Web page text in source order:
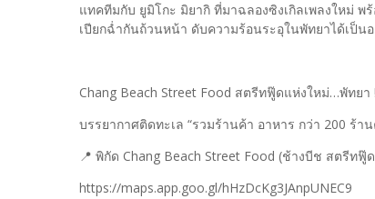
แทคทีมกับ ยูมิโกะ มิยากิ ที่มาฉลองซิงเกิลเพลงใหม่
เปียกฉ่ำกันถ้วนหน้า ดับความร้อนระอุในพัทยาได้เป็น
Chang Beach Street Food สตรีทฟู๊ดแห่งใหม่…พัทยา
บรรยากาศติดทะเล “รวมร้านค้า อาหาร กว่า 200 ร้าน
📍 พิกัด Chang Beach Street Food (ช้างบีช สตรีทฟู๊
https://maps.app.goo.gl/hHzDcKg3JAnpUNEC9